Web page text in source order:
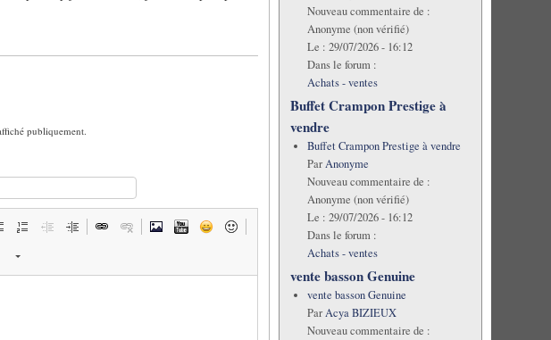
publiquement.
Nouveau commentaire de :
Anonyme (non vérifié)
Le : 29/07/2026 - 16:12
Dans le forum :
Achats - ventes
Buffet Crampon Prestige à
vendre
Buffet Crampon Prestige à vendre
ParAnonyme
Nouveau commentaire de :
Anonyme (non vérifié)
Le : 29/07/2026 - 16:12
Dans le forum :
Achats - ventes
vente basson Genuine
vente basson Genuine
ParAcya BIZIEUX
Nouveau commentaire de :